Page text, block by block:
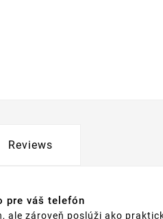
Reviews
pre váš telefón
zároveň poslúži ako